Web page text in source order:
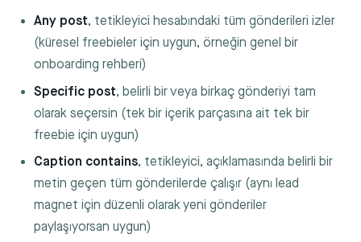
Any post, tetikleyici hesabındaki tüm gönderileri izler
(küresel freebieler için uygun, örneğin genel bir
onboarding rehberi)
Specific post, belirli bir veya birkaç gönderiyi tam
olarak seçersin (tek bir içerik parçasına ait tek bir
freebie için uygun)
Caption contains, tetikleyici, açıklamasında belirli bir
metin geçen tüm gönderilerde çalışır (aynı lead
magnet için düzenli olarak yeni gönderiler
paylaşıyorsan uygun)